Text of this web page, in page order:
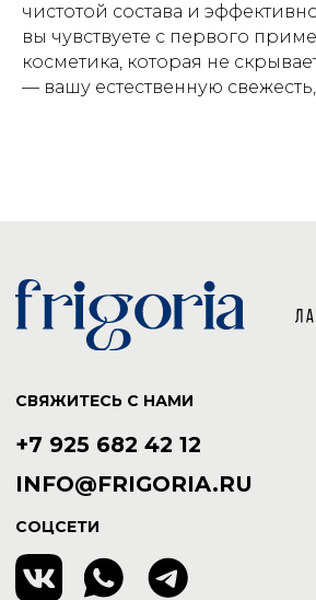
чистотой состава и
вы чувствуете с первого
косметика, которая не
— вашу естественную